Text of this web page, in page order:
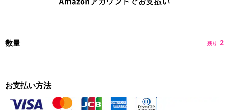
数量 残り 2
お支払い方法